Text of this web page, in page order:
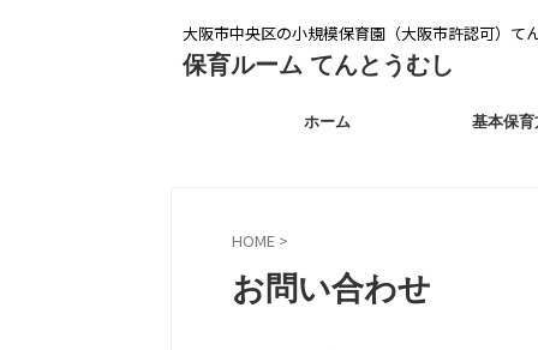
大阪市中央区の小規模保育園（大阪市許認可）て
保育ルーム てんとうむし
ホーム 基本保育
HOME >
お問い合わせ